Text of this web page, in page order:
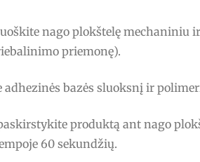
nago plokštelę mechaniniu
priemonę).
adhezinės bazės sluoksnį ir
produktą ant nago
60 sekundžių.